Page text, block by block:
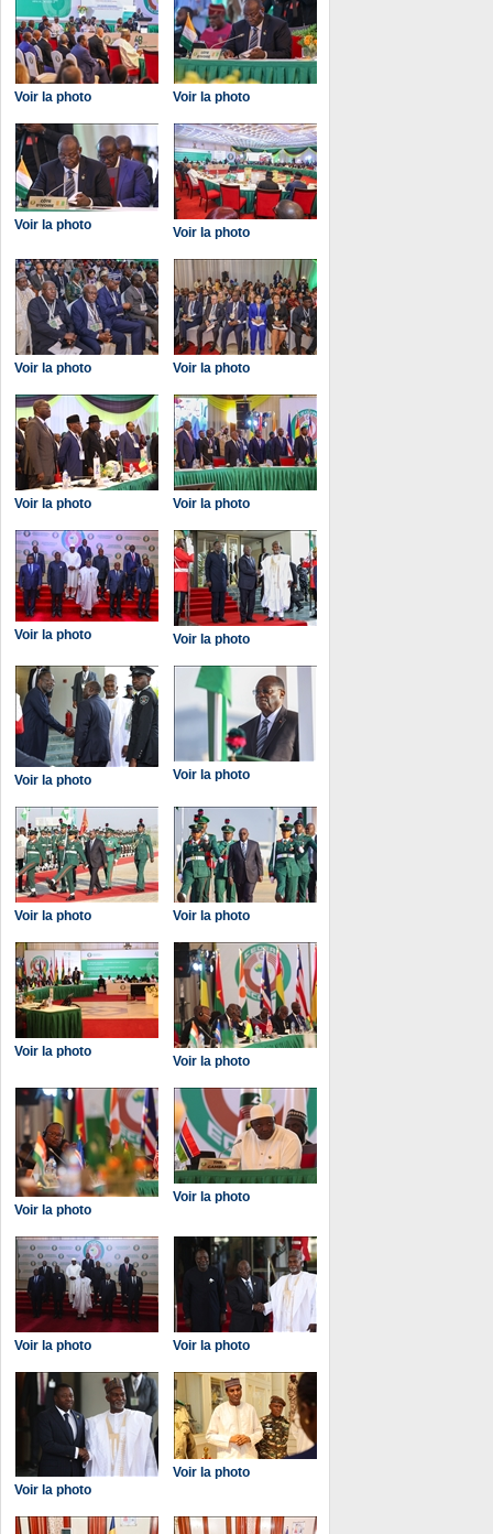
Voir la photo Voir la photo
Voir la photo Voir la photo
Voir la photo Voir la photo
Voir la photo Voir la photo
Voir la photo Voir la photo
Voir la photo Voir la photo
Voir la photo Voir la photo
Voir la photo
Voir la photo
Voir la photo
Voir la photo
Voir la photo Voir la photo
Voir la photo
Voir la photo